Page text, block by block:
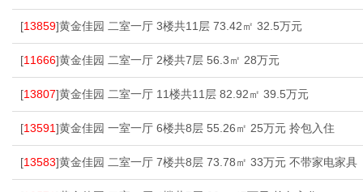
[13859]黄金佳园 二室一厅 3楼共11层 73.42㎡ 32.5万元
[11666]黄金佳园 二室一厅 2楼共7层 56.3㎡ 28万元
[13807]黄金佳园 二室一厅 11楼共11层 82.92㎡ 39.5万元
[13591]黄金佳园 一室一厅 6楼共8层 55.26㎡ 25万元 拎包入住
[13583]黄金佳园 二室一厅 7楼共8层 73.78㎡ 33万元 不带家电家具